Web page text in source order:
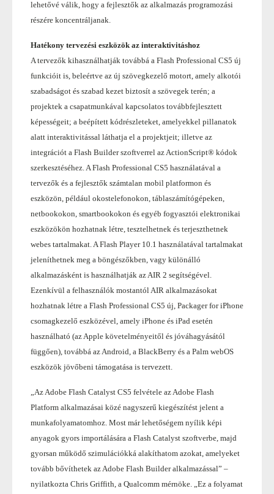
lehetővé válik, hogy a fejlesztők az alkalmazás programozási
részére koncentráljanak.
Hatékony tervezési eszközök az interaktivitáshoz
A tervezők kihasználhatják továbbá a Flash Professional CS5 új
funkcióit is, beleértve az új szövegkezelő motort, amely alkotói
szabadságot és szabad kezet biztosít a szövegek terén; a
projektek a csapatmunkával kapcsolatos továbbfejlesztett
képességeit; a beépített kódrészleteket, amelyekkel pillanatok
alatt interaktivitással láthatja el a projektjeit; illetve az
integrációt a Flash Builder szoftverrel az ActionScript® kódok
szerkesztéséhez. A Flash Professional CS5 használatával a
tervezők és a fejlesztők számtalan mobil platformon és
eszközön, például okostelefonokon, táblaszámítógépeken,
netbookokon, smartbookokon és egyéb fogyasztói elektronikai
eszközökön hozhatnak létre, tesztelhetnek és terjeszthetnek
webes tartalmakat. A Flash Player 10.1 használatával tartalmakat
jeleníthetnek meg a böngészőkben, vagy különálló
alkalmazásként is használhatják az AIR 2 segítségével.
Ezenkívül a felhasználók mostantól AIR alkalmazásokat
hozhatnak létre a Flash Professional CS5 új, Packager for iPhone
csomagkezelő eszközével, amely iPhone és iPad esetén
használható (az Apple követelményeitől és jóváhagyásától
függően), továbbá az Android, a BlackBerry és a Palm webOS
eszközök jövőbeni támogatása is tervezett.
„Az Adobe Flash Catalyst CS5 felvétele az Adobe Flash
Platform alkalmazásai közé nagyszerű kiegészítést jelent a
munkafolyamatomhoz. Most már lehetőségem nyílik képi
anyagok gyors importálására a Flash Catalyst szoftverbe, majd
gyorsan működő szimulációkká alakíthatom azokat, amelyeket
tovább bővíthetek az Adobe Flash Builder alkalmazással” –
nyilatkozta Chris Griffith, a Qualcomm mérnöke. „Ez a folyamat